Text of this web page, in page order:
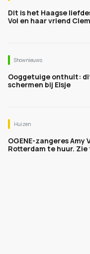
Dit is het Haagse
Vol en haar vriend
Shownieuws
Ooggetuige onthult:
schermen bij Elsje
Huizen
OGENE-zangeres
Rotterdam te huur. Zie